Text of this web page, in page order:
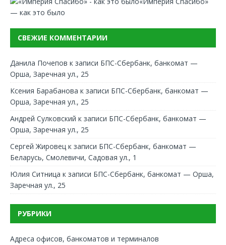
— как это было
СВЕЖИЕ КОММЕНТАРИИ
Данила Почепов к записи БПС-Сбербанк, банкомат —
Орша, Заречная ул., 25
Ксения Барабанова к записи БПС-Сбербанк, банкомат —
Орша, Заречная ул., 25
Андрей Сулковский к записи БПС-Сбербанк, банкомат —
Орша, Заречная ул., 25
Сергей Жировец к записи БПС-Сбербанк, банкомат —
Беларусь, Смолевичи, Садовая ул., 1
Юлия Ситница к записи БПС-Сбербанк, банкомат — Орша,
Заречная ул., 25
РУБРИКИ
Адреса офисов, банкоматов и терминалов